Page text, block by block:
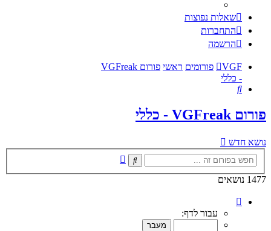
שאלות נפוצות
התחברות
הרשמה
VGF פורומים ראשי
פורום VGFreak
- כללי
חיפוש
פורום VGFreak - כללי
נושא חדש
חיפוש
1477 נושאים
מתוך
עבור לדף: